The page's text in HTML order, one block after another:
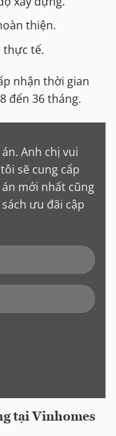
thiện.
thực tế.
nhận thời gian
đến 36 tháng.
Anh chị vui
sẽ cung cấp
mới nhất cũng
ưu đãi cập
tại Vinhomes